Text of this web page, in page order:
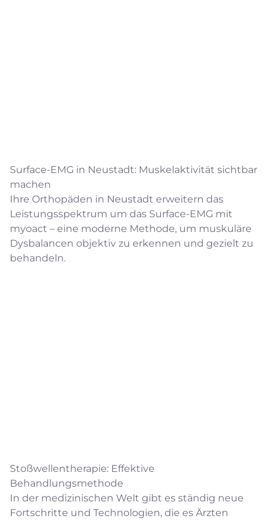
Surface-EMG in Neustadt: Muskelaktivität sichtbar
machen
Ihre Orthopäden in Neustadt erweitern das
Leistungsspektrum um das Surface-EMG mit
myoact – eine moderne Methode, um muskuläre
Dysbalancen objektiv zu erkennen und gezielt zu
behandeln.
Stoßwellentherapie: Effektive
Behandlungsmethode
In der medizinischen Welt gibt es ständig neue
Fortschritte und Technologien, die es Ärzten